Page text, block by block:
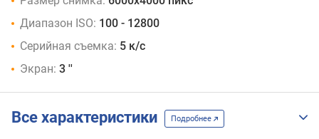
Диапазон ISO: 100 - 12800
Серийная съемка: 5 к/с
Экран: 3 ''
Все характеристики Подробнее